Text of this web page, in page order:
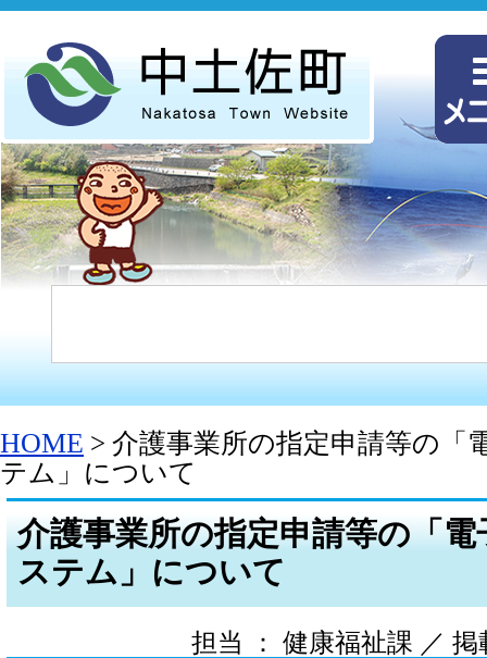
HOME > 介護事業所の指定申請等の「
テム」について
介護事業所の指定申請等の「
ステム」について
担当 ： 健康福祉課 ／ 掲